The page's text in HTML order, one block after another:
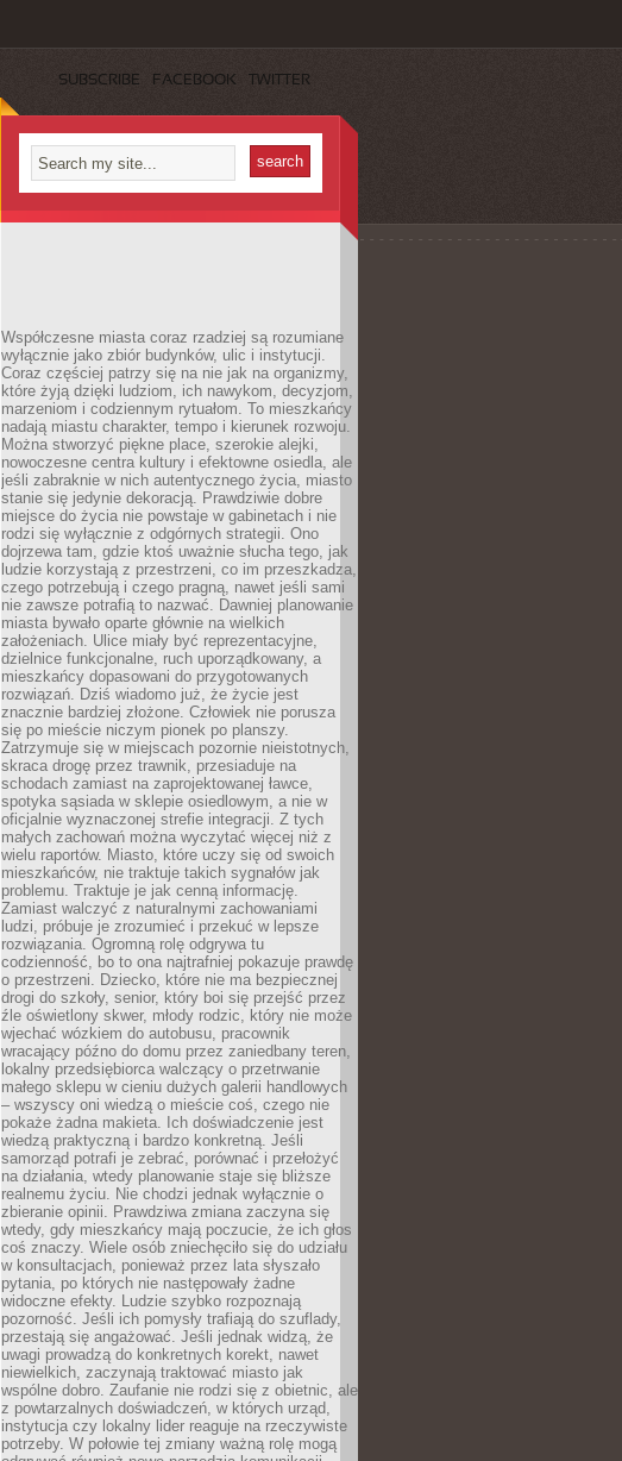
SUBSCRIBE FACEBOOK TWITTER
Współczesne miasta coraz rzadziej są rozumiane
wyłącznie jako zbiór budynków, ulic i instytucji.
Coraz częściej patrzy się na nie jak na organizmy,
które żyją dzięki ludziom, ich nawykom, decyzjom,
marzeniom i codziennym rytuałom. To mieszkańcy
nadają miastu charakter, tempo i kierunek rozwoju.
Można stworzyć piękne place, szerokie alejki,
nowoczesne centra kultury i efektowne osiedla, ale
jeśli zabraknie w nich autentycznego życia, miasto
stanie się jedynie dekoracją. Prawdziwie dobre
miejsce do życia nie powstaje w gabinetach i nie
rodzi się wyłącznie z odgórnych strategii. Ono
dojrzewa tam, gdzie ktoś uważnie słucha tego, jak
ludzie korzystają z przestrzeni, co im przeszkadza,
czego potrzebują i czego pragną, nawet jeśli sami
nie zawsze potrafią to nazwać. Dawniej planowanie
miasta bywało oparte głównie na wielkich
założeniach. Ulice miały być reprezentacyjne,
dzielnice funkcjonalne, ruch uporządkowany, a
mieszkańcy dopasowani do przygotowanych
rozwiązań. Dziś wiadomo już, że życie jest
znacznie bardziej złożone. Człowiek nie porusza
się po mieście niczym pionek po planszy.
Zatrzymuje się w miejscach pozornie nieistotnych,
skraca drogę przez trawnik, przesiaduje na
schodach zamiast na zaprojektowanej ławce,
spotyka sąsiada w sklepie osiedlowym, a nie w
oficjalnie wyznaczonej strefie integracji. Z tych
małych zachowań można wyczytać więcej niż z
wielu raportów. Miasto, które uczy się od swoich
mieszkańców, nie traktuje takich sygnałów jak
problemu. Traktuje je jak cenną informację.
Zamiast walczyć z naturalnymi zachowaniami
ludzi, próbuje je zrozumieć i przekuć w lepsze
rozwiązania. Ogromną rolę odgrywa tu
codzienność, bo to ona najtrafniej pokazuje prawdę
o przestrzeni. Dziecko, które nie ma bezpiecznej
drogi do szkoły, senior, który boi się przejść przez
źle oświetlony skwer, młody rodzic, który nie może
wjechać wózkiem do autobusu, pracownik
wracający późno do domu przez zaniedbany teren,
lokalny przedsiębiorca walczący o przetrwanie
małego sklepu w cieniu dużych galerii handlowych
– wszyscy oni wiedzą o mieście coś, czego nie
pokaże żadna makieta. Ich doświadczenie jest
wiedzą praktyczną i bardzo konkretną. Jeśli
samorząd potrafi je zebrać, porównać i przełożyć
na działania, wtedy planowanie staje się bliższe
realnemu życiu. Nie chodzi jednak wyłącznie o
zbieranie opinii. Prawdziwa zmiana zaczyna się
wtedy, gdy mieszkańcy mają poczucie, że ich głos
coś znaczy. Wiele osób zniechęciło się do udziału
w konsultacjach, ponieważ przez lata słyszało
pytania, po których nie następowały żadne
widoczne efekty. Ludzie szybko rozpoznają
pozorność. Jeśli ich pomysły trafiają do szuflady,
przestają się angażować. Jeśli jednak widzą, że
uwagi prowadzą do konkretnych korekt, nawet
niewielkich, zaczynają traktować miasto jak
wspólne dobro. Zaufanie nie rodzi się z obietnic, ale
z powtarzalnych doświadczeń, w których urząd,
instytucja czy lokalny lider reaguje na rzeczywiste
potrzeby. W połowie tej zmiany ważną rolę mogą